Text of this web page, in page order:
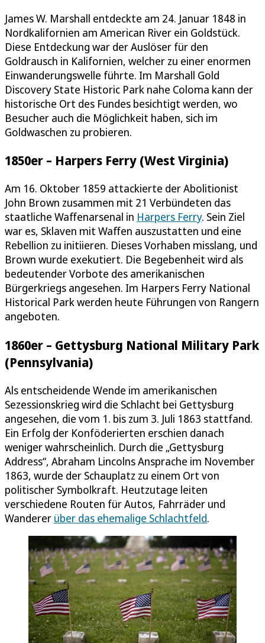
James W. Marshall entdeckte am 24. Januar 1848 in
Nordkalifornien am American River ein Goldstück.
Diese Entdeckung war der Auslöser für den
Goldrausch in Kalifornien, welcher zu einer enormen
Einwanderungswelle führte. Im Marshall Gold
Discovery State Historic Park nahe Coloma kann der
historische Ort des Fundes besichtigt werden, wo
Besucher auch die Möglichkeit haben, sich im
Goldwaschen zu probieren.
1850er – Harpers Ferry (West Virginia)
Am 16. Oktober 1859 attackierte der Abolitionist
John Brown zusammen mit 21 Verbündeten das
staatliche Waffenarsenal in Harpers Ferry. Sein Ziel
war es, Sklaven mit Waffen auszustatten und eine
Rebellion zu initiieren. Dieses Vorhaben misslang, und
Brown wurde exekutiert. Die Begebenheit wird als
bedeutender Vorbote des amerikanischen
Bürgerkriegs angesehen. Im Harpers Ferry National
Historical Park werden heute Führungen von Rangern
angeboten.
1860er – Gettysburg National Military Park
(Pennsylvania)
Als entscheidende Wende im amerikanischen
Sezessionskrieg wird die Schlacht bei Gettysburg
angesehen, die vom 1. bis zum 3. Juli 1863 stattfand.
Ein Erfolg der Konföderierten erschien danach
weniger wahrscheinlich. Durch die „Gettysburg
Address“, Abraham Lincolns Ansprache im November
1863, wurde der Schauplatz zu einem Ort von
politischer Symbolkraft. Heutzutage leiten
verschiedene Routen für Autos, Fahrräder und
Wanderer über das ehemalige Schlachtfeld.